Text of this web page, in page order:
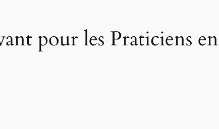
pour les Praticiens en